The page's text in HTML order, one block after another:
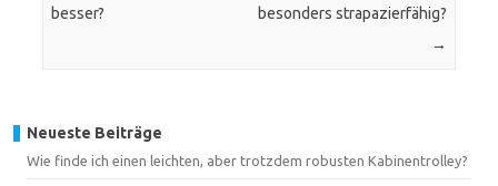
besser?
besonders strapazierfähig?
→
Neueste Beiträge
Wie finde ich einen leichten, aber trotzdem robusten Kabinentrolley?